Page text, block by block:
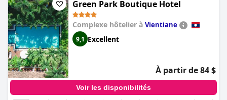
Green Park Boutique Hotel
Complexe hôtelier à Vientiane
9,1 Excellent
À partir de 84 $
Voir les disponibilités